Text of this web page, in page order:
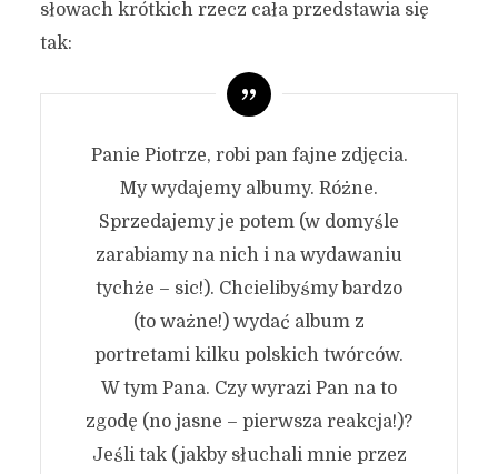
słowach krótkich rzecz cała przedstawia się
tak:
Panie Piotrze, robi pan fajne zdjęcia.
My wydajemy albumy. Różne.
Sprzedajemy je potem (w domyśle
zarabiamy na nich i na wydawaniu
tychże – sic!). Chcielibyśmy bardzo
(to ważne!) wydać album z
portretami kilku polskich twórców.
W tym Pana. Czy wyrazi Pan na to
zgodę (no jasne – pierwsza reakcja!)?
Jeśli tak (jakby słuchali mnie przez